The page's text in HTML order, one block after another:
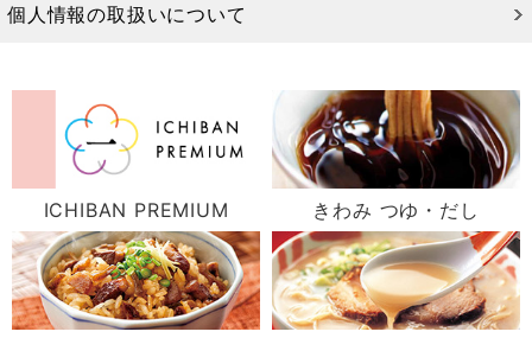
個人情報の取扱いについて
ICHIBAN PREMIUM きわみ つゆ・だし